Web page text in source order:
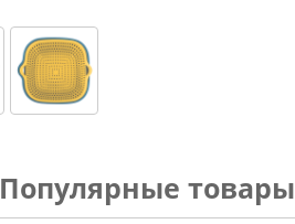
Популярные товары